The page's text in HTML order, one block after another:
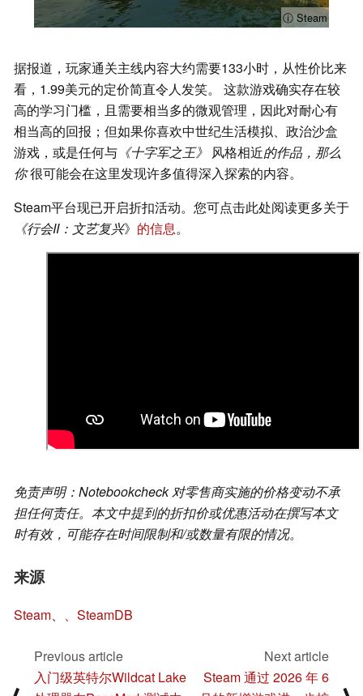
ⓘ Steam
据报道，玩家通关主线内容大约需要133小时，从性价比来
看，1.99美元的定价简直令人发笑。 这款游戏确实存在较
高的学习门槛，且需要相当多的微观管理，因此对耐心有
相当高的回报；但如果你喜欢中世纪生活模拟、政治沙盒
游戏，或是任何与 《十字军之王》 风格相近的作品，那么
你很可能会在这里发现许多值得深入探索的内容。
Steam平台现已开启折扣活动。您可点击此处阅读更多关于
《行会II：文艺复兴》 的信息。
免责声明：Notebookcheck 对零售商实施的价格变动不承
担任何责任。本文中提到的折扣价或优惠活动在撰写本文
时有效，可能存在时间限制和/或数量有限的情况。
来源
Steam、 、SteamDB
Previous article
入门级英特尔Wildcat Lake
Next article
Steam 通过 2026 年 6